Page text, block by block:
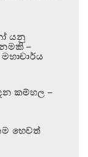
යනු
–
කම්හල –
හෙවත්